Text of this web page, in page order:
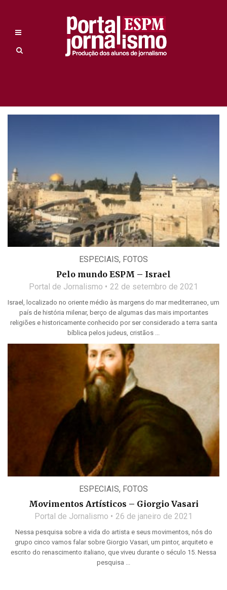
ESPECIAIS, FOTOS
Pelo mundo ESPM – Israel
Portal de Jornalismo 22 de setembro de 2021
Israel, localizado no oriente médio às margens do mar mediterraneo, um
país de história milenar, berço de algumas das mais importantes
religiões e historicamente conhecido por ser considerado a terra santa
bíblica pelos judeus, cristãos ...
ESPECIAIS, FOTOS
Movimentos Artísticos – Giorgio Vasari
Portal de Jornalismo 26 de janeiro de 2021
Nessa pesquisa sobre a vida do artista e seus movimentos, nós do
grupo cinco vamos falar sobre Giorgio Vasari, um pintor, arquiteto e
escrito do renascimento italiano, que viveu durante o século 15. Nessa
pesquisa ...